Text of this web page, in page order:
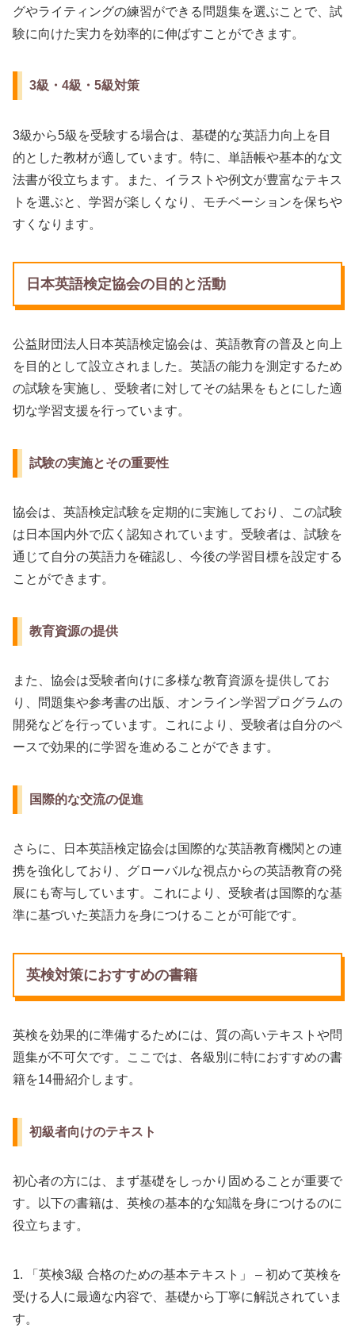
グやライティングの練習ができる問題集を選ぶことで、試
験に向けた実力を効率的に伸ばすことができます。
3級・4級・5級対策
3級から5級を受験する場合は、基礎的な英語力向上を目
的とした教材が適しています。特に、単語帳や基本的な文
法書が役立ちます。また、イラストや例文が豊富なテキス
トを選ぶと、学習が楽しくなり、モチベーションを保ちや
すくなります。
日本英語検定協会の目的と活動
公益財団法人日本英語検定協会は、英語教育の普及と向上
を目的として設立されました。英語の能力を測定するため
の試験を実施し、受験者に対してその結果をもとにした適
切な学習支援を行っています。
試験の実施とその重要性
協会は、英語検定試験を定期的に実施しており、この試験
は日本国内外で広く認知されています。受験者は、試験を
通じて自分の英語力を確認し、今後の学習目標を設定する
ことができます。
教育資源の提供
また、協会は受験者向けに多様な教育資源を提供してお
り、問題集や参考書の出版、オンライン学習プログラムの
開発などを行っています。これにより、受験者は自分のペ
ースで効果的に学習を進めることができます。
国際的な交流の促進
さらに、日本英語検定協会は国際的な英語教育機関との連
携を強化しており、グローバルな視点からの英語教育の発
展にも寄与しています。これにより、受験者は国際的な基
準に基づいた英語力を身につけることが可能です。
英検対策におすすめの書籍
英検を効果的に準備するためには、質の高いテキストや問
題集が不可欠です。ここでは、各級別に特におすすめの書
籍を14冊紹介します。
初級者向けのテキスト
初心者の方には、まず基礎をしっかり固めることが重要で
す。以下の書籍は、英検の基本的な知識を身につけるのに
役立ちます。
1. 「英検3級 合格のための基本テキスト」 – 初めて英検を
受ける人に最適な内容で、基礎から丁寧に解説されていま
す。